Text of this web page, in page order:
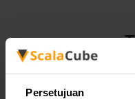
Persetujuan